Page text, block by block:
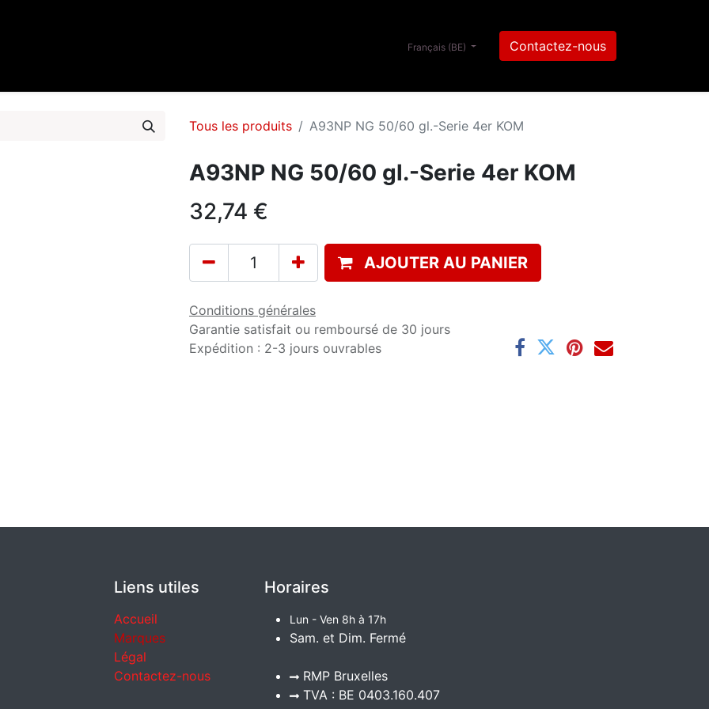
Français (BE) Contactez-nous
Tous les produits A93NP NG 50/60 gl.-Serie 4er KOM
A93NP NG 50/60 gl.-Serie 4er KOM
32,74 €
AJOUTER AU PANIER
Conditions générales
Garantie satisfait ou remboursé de 30 jours
Expédition : 2-3 jours ouvrables
Liens utiles
Accueil
Marques
Légal
Contactez-nous
Horaires
Lun - Ven 8h à 17h
Sam. et Dim. Fermé
RMP Bruxelles
TVA : BE 0403.160.407